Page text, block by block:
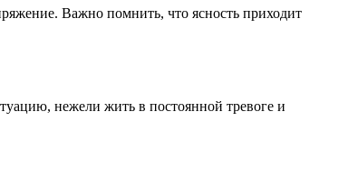
Важно помнить, что ясность приходит
нежели жить в постоянной тревоге и